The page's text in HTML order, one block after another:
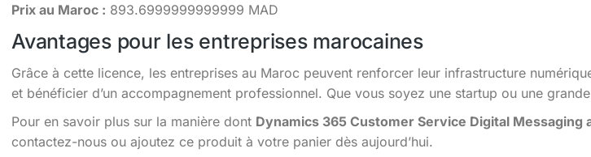
Prix au Maroc : 893.6999999999999 MAD
Avantages pour les entreprises marocaines
Grâce à cette licence, les entreprises au Maroc peuvent renforcer leur infrastructure
et bénéficier d’un accompagnement professionnel. Que vous soyez une startup ou une
Pour en savoir plus sur la manière dont Dynamics 365 Customer Service Digital Messaging
contactez-nous ou ajoutez ce produit à votre panier dès aujourd’hui.